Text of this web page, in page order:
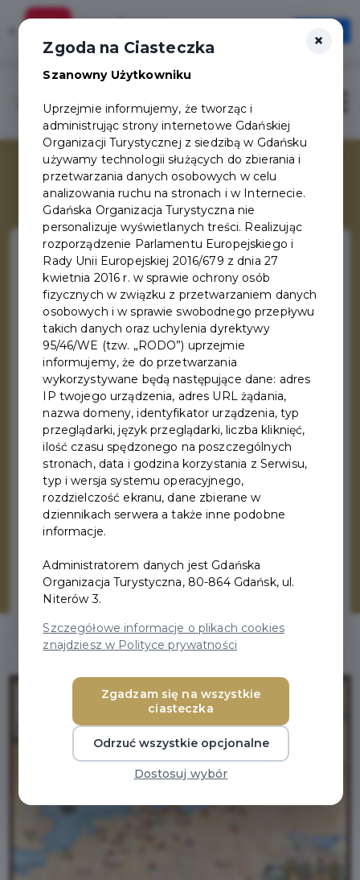
Szybciej, wygodniej, zawsze pod ręką
Otwórz
Hanzeatycki Gdańsk
Większość z nas wie czym był związek
kupiecki o nazwie Hanza i że jednym z
najważniejszych jego miast był Gdańsk.
Jednak dlaczego utworzono Hanzę, jakie
miasto było jej stolicą i dlaczego po wielu
latach prosperity idea handlowego
stowarzyszenia tak wielu miast upadła?
Odpowiedzi na te i inne pytania można
znaleźć w tej sekcji naszej strony.
Zapraszamy do lektury tym bardziej, że w
czerwcu 2024 to właśnie w Gdańsku
odbędzie się
Międzynarodowy Zjazd
Miast Nowej Hanzy.
×
Zgoda na Ciasteczka
Szanowny Użytkowniku
Uprzejmie informujemy, że tworząc i
administrując strony internetowe Gdańskiej
Organizacji Turystycznej z siedzibą w Gdańsku
używamy technologii służących do zbierania i
przetwarzania danych osobowych w celu
analizowania ruchu na stronach i w Internecie.
Gdańska Organizacja Turystyczna nie
personalizuje wyświetlanych treści. Realizując
rozporządzenie Parlamentu Europejskiego i
Rady Unii Europejskiej 2016/679 z dnia 27
kwietnia 2016 r. w sprawie ochrony osób
fizycznych w związku z przetwarzaniem danych
osobowych i w sprawie swobodnego przepływu
takich danych oraz uchylenia dyrektywy
95/46/WE (tzw. „RODO”) uprzejmie
informujemy, że do przetwarzania
wykorzystywane będą następujące dane: adres
IP twojego urządzenia, adres URL żądania,
nazwa domeny, identyfikator urządzenia, typ
przeglądarki, język przeglądarki, liczba kliknięć,
ilość czasu spędzonego na poszczególnych
stronach, data i godzina korzystania z Serwisu,
typ i wersja systemu operacyjnego,
rozdzielczość ekranu, dane zbierane w
dziennikach serwera a także inne podobne
informacje.
Administratorem danych jest Gdańska
Organizacja Turystyczna, 80-864 Gdańsk, ul.
Niterów 3.
Szczegółowe informacje o plikach cookies
znajdziesz w Polityce prywatności
Zgadzam się na wszystkie
ciasteczka
Odrzuć wszystkie opcjonalne
Dostosuj wybór